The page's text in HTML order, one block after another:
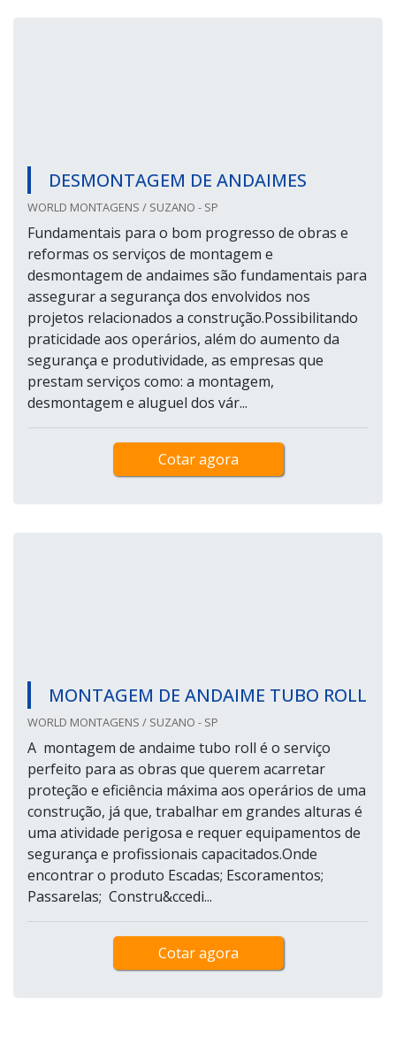
DESMONTAGEM DE ANDAIMES
WORLD MONTAGENS / SUZANO - SP
Fundamentais para o bom progresso de obras e
reformas os serviços de montagem e
desmontagem de andaimes são fundamentais para
assegurar a segurança dos envolvidos nos
projetos relacionados a construção.Possibilitando
praticidade aos operários, além do aumento da
segurança e produtividade, as empresas que
prestam serviços como: a montagem,
desmontagem e aluguel dos vár...
Cotar agora
MONTAGEM DE ANDAIME TUBO ROLL
WORLD MONTAGENS / SUZANO - SP
A montagem de andaime tubo roll é o serviço
perfeito para as obras que querem acarretar
proteção e eficiência máxima aos operários de uma
construção, já que, trabalhar em grandes alturas é
uma atividade perigosa e requer equipamentos de
segurança e profissionais capacitados.Onde
encontrar o produto Escadas; Escoramentos;
Passarelas; Constru&ccedi...
Cotar agora